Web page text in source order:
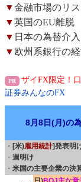
▼金融市場のリ
▼英国のEU離脱
▼ 日本の為替介入
▼ 欧州系銀行の
ザイFX限定！
証券みんなのFX
8月8日(月)の
・ [米)雇用統計]発表明
・ 週明け
・ 米国の主要企業の決